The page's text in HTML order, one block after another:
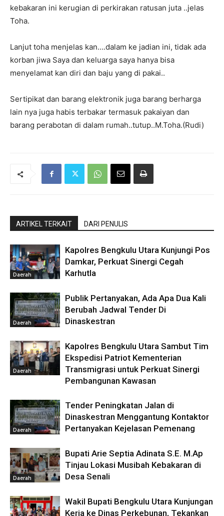
kebakaran ini kerugian di perkirakan ratusan juta ..jelas
Toha.
Lanjut toha menjelas kan….dalam ke jadian ini, tidak ada
korban jiwa Saya dan keluarga saya hanya bisa
menyelamat kan diri dan baju yang di pakai..
Sertipikat dan barang elektronik juga barang berharga
lain nya juga habis terbakar termasuk pakaiyan dan
barang perabotan di dalam rumah..tutup..M.Toha.(Rudi)
ARTIKEL TERKAIT DARI PENULIS
Daerah
Kapolres Bengkulu Utara Kunjungi Pos
Damkar, Perkuat Sinergi Cegah
Karhutla
Daerah
Publik Pertanyakan, Ada Apa Dua Kali
Berubah Jadwal Tender Di
Dinaskestran
Daerah
Kapolres Bengkulu Utara Sambut Tim
Ekspedisi Patriot Kementerian
Transmigrasi untuk Perkuat Sinergi
Pembangunan Kawasan
Daerah
Tender Peningkatan Jalan di
Dinaskestran Menggantung Kontaktor
Pertanyakan Kejelasan Pemenang
Daerah
Bupati Arie Septia Adinata S.E. M.Ap
Tinjau Lokasi Musibah Kebakaran di
Desa Senali
Wakil Bupati Bengkulu Utara Kunjungan
Kerja ke Dinas Perkebunan, Tekankan